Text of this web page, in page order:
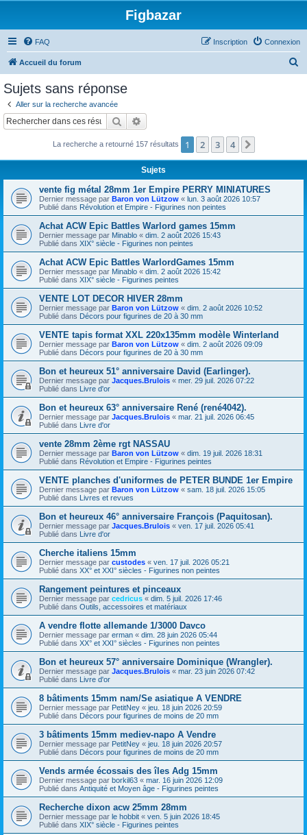
Figbazar
FAQ Connexion
Inscription
Accueil du forum
c
Sujets sans réponse
Aller sur la recherche avancée
Rechercher
La recherche a retourné 157 résultats 1 2 3 4
Sujets
vente fig métal 28mm 1er Empire PERRY MINIATURES
Dernier message par Baron von Lützow « lun. 3 août 2026 10:57
Publié dans Révolution et Empire - Figurines non peintes
Achat ACW Epic Battles Warlord games 15mm
Dernier message par Minablo « dim. 2 août 2026 15:43
Publié dans XIX° siècle - Figurines non peintes
Achat ACW Epic Battles WarlordGames 15mm
Dernier message par Minablo « dim. 2 août 2026 15:42
Publié dans XIX° siècle - Figurines peintes
VENTE LOT DECOR HIVER 28mm
Dernier message par Baron von Lützow « dim. 2 août 2026 10:52
Publié dans Décors pour figurines de 20 à 30 mm
VENTE tapis format XXL 220x135mm modèle Winterland
Dernier message par Baron von Lützow « dim. 2 août 2026 09:09
Publié dans Décors pour figurines de 20 à 30 mm
Bon et heureux 51° anniversaire David (Earlinger).
Dernier message par Jacques.Brulois « mer. 29 juil. 2026 07:22
Publié dans Livre d'or
Bon et heureux 63° anniversaire René (rené4042).
Dernier message par Jacques.Brulois « mar. 21 juil. 2026 06:45
Publié dans Livre d'or
vente 28mm 2ème rgt NASSAU
Dernier message par Baron von Lützow « dim. 19 juil. 2026 18:31
Publié dans Révolution et Empire - Figurines peintes
VENTE planches d'uniformes de PETER BUNDE 1er Empire
Dernier message par Baron von Lützow « sam. 18 juil. 2026 15:05
Publié dans Livres et revues
Bon et heureux 46° anniversaire François (Paquitosan).
Dernier message par Jacques.Brulois « ven. 17 juil. 2026 05:41
Publié dans Livre d'or
Cherche italiens 15mm
Dernier message par custodes « ven. 17 juil. 2026 05:21
Publié dans XX° et XXI° siècles - Figurines non peintes
Rangement peintures et pinceaux
Dernier message par cedricus « dim. 5 juil. 2026 17:46
Publié dans Outils, accessoires et matériaux
A vendre flotte allemande 1/3000 Davco
Dernier message par erman « dim. 28 juin 2026 05:44
Publié dans XX° et XXI° siècles - Figurines non peintes
Bon et heureux 57° anniversaire Dominique (Wrangler).
Dernier message par Jacques.Brulois « mar. 23 juin 2026 07:42
Publié dans Livre d'or
8 bâtiments 15mm nam/Se asiatique A VENDRE
Dernier message par PetitNey « jeu. 18 juin 2026 20:59
Publié dans Décors pour figurines de moins de 20 mm
3 bâtiments 15mm mediev-napo A Vendre
Dernier message par PetitNey « jeu. 18 juin 2026 20:57
Publié dans Décors pour figurines de moins de 20 mm
Vends armée écossais des îles Adg 15mm
Dernier message par borkil63 « mar. 16 juin 2026 12:09
Publié dans Antiquité et Moyen âge - Figurines peintes
Recherche dixon acw 25mm 28mm
Dernier message par le hobbit « ven. 5 juin 2026 18:45
Publié dans XIX° siècle - Figurines peintes